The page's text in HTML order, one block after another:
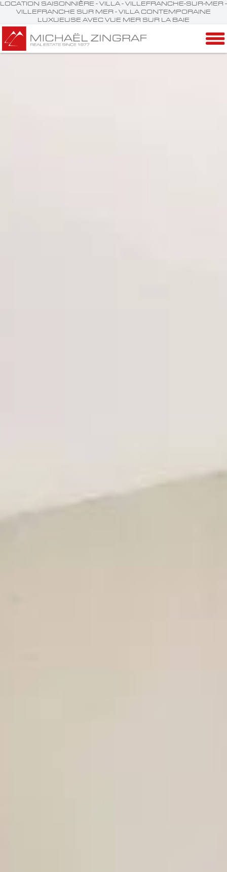
LOCATION SAISONNIÈRE - VILLA - VILLEFRANCHE-SUR-MER -
VILLEFRANCHE SUR MER - VILLA CONTEMPORAINE
LUXUEUSE AVEC VUE MER SUR LA BAIE